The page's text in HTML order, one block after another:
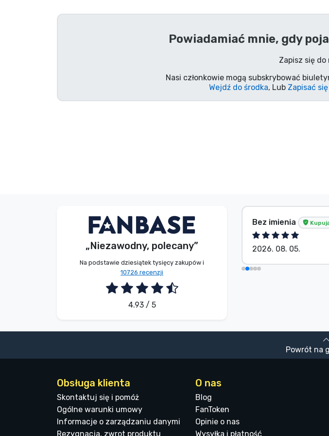
Powiadamiać mnie, gdy
Zapisz się
Nasi członkowie mogą subskrybować
Wejdź do środka, Lub Zapisać się
„Niezawodny, polecany”
Na podstawie dziesiątek tysięcy zakupów i
10726 recenzji
4.93 / 5
E. Hipságh Kupujący
2026. 08. 06.
Bez imienia
2026. 08. 05.
Powrót na
Obsługa klienta
Skontaktuj się i pomóż
Ogólne warunki umowy
Informacje o zarządzaniu danymi
Rezygnacja, zwrot produktu
O nas
Blog
FanToken
Opinie o nas
Wysyłka i płatność
Rzeczy seryjne
Rzeczy z anime
Typy produktów